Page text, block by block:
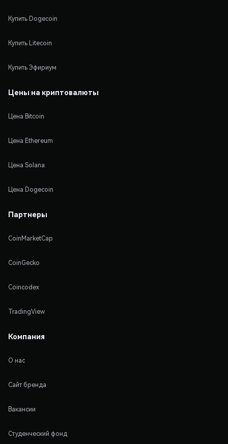
Купить Dogecoin
Купить Litecoin
Купить Эфириум
Цены на криптовалюты
Цена Bitcoin
Цена Ethereum
Цена Solana
Цена Dogecoin
Партнеры
CoinMarketCap
CoinGecko
Coincodex
TradingView
Компания
О нас
Сайт бренда
Вакансии
Студенческий фонд